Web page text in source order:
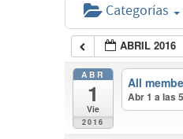
Categorías
ABRIL 2016
ABR
1
Vie
2016
All
Abr 1 a las